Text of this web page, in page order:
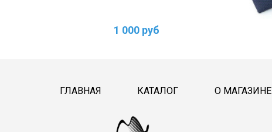
1 000 руб
ГЛАВНАЯ КАТАЛОГ О МАГАЗИНЕ